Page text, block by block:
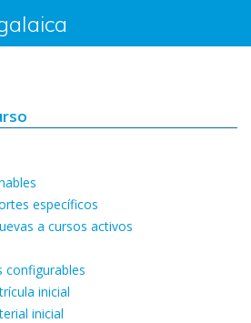
específicos
a cursos activos
configurables
inicial
inicial